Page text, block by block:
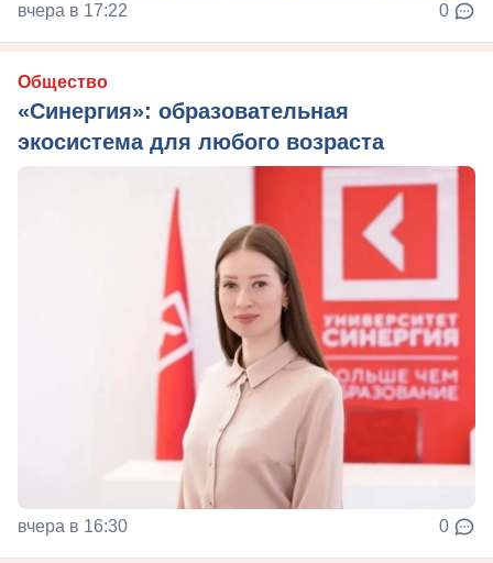
вчера в 17:22 0
Общество
«Синергия»: образовательная
экосистема для любого возраста
вчера в 16:30 0